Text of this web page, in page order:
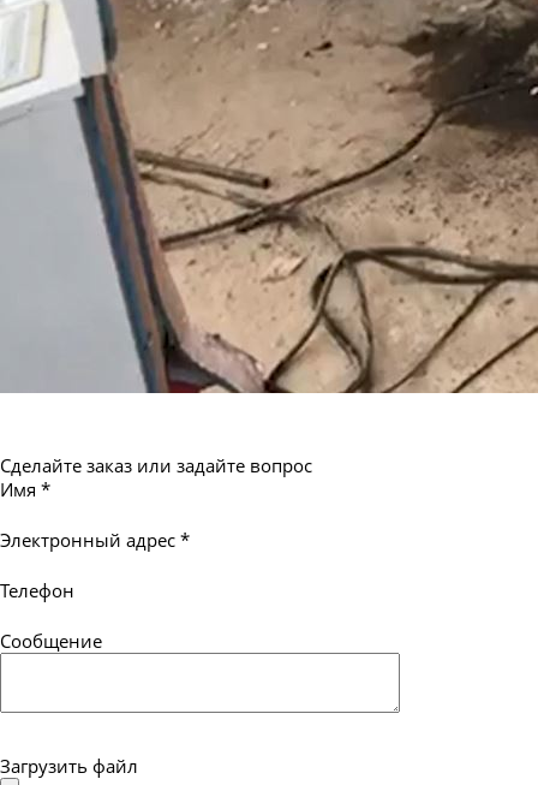
Труба бесшовная 550
Сделайте заказ или задайте вопрос
Имя *
Электронный адрес *
Телефон
Сообщение
Загрузить файл